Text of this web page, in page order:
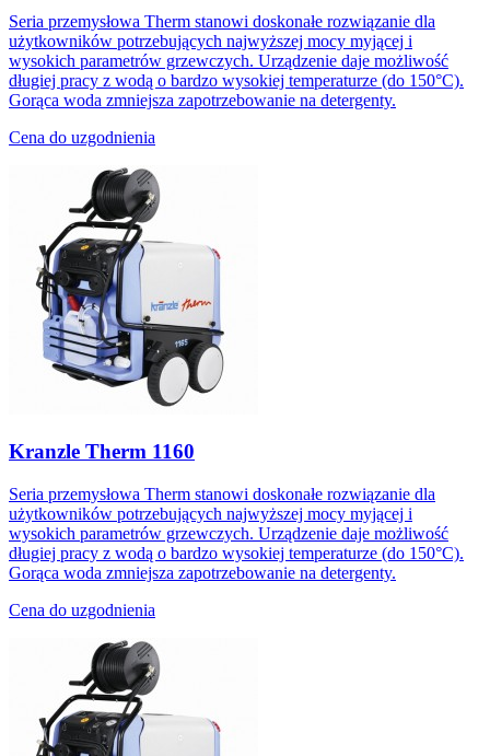
Seria przemysłowa Therm stanowi doskonałe rozwiązanie dla
użytkowników potrzebujących najwyższej mocy myjącej i
wysokich parametrów grzewczych. Urządzenie daje możliwość
długiej pracy z wodą o bardzo wysokiej temperaturze (do 150°C).
Gorąca woda zmniejsza zapotrzebowanie na detergenty.
Cena do uzgodnienia
Kranzle Therm 1160
Seria przemysłowa Therm stanowi doskonałe rozwiązanie dla
użytkowników potrzebujących najwyższej mocy myjącej i
wysokich parametrów grzewczych. Urządzenie daje możliwość
długiej pracy z wodą o bardzo wysokiej temperaturze (do 150°C).
Gorąca woda zmniejsza zapotrzebowanie na detergenty.
Cena do uzgodnienia